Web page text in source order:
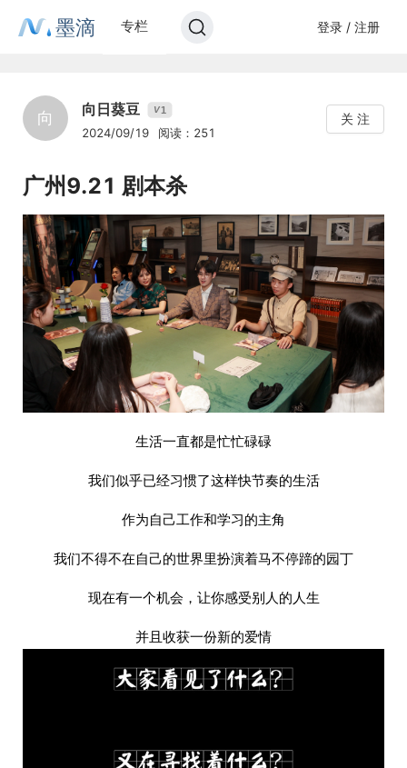
墨滴 专栏 登录 / 注册
向 向日葵豆 V1
2024/09/19 阅读：251
关 注
广州9.21 剧本杀
生活一直都是忙忙碌碌
我们似乎已经习惯了这样快节奏的生活
作为自己工作和学习的主角
我们不得不在自己的世界里扮演着马不停蹄的园丁
现在有一个机会，让你感受别人的人生
并且收获一份新的爱情